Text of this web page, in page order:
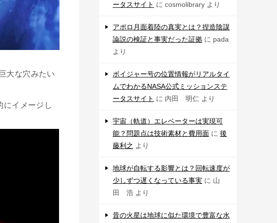
大な穴みたい
にイメージし
ータスサイト に cosmolibrary より
アポロ月面着陸の真実とは？捏造陰謀
論説の検証と事実だった証拠 に pada
より
ボイジャー号の位置情報がリアルタイ
ムでわかるNASA公式ミッションステ
ータスサイト に 内田 明仁 より
宇宙（軌道）エレベーターは実現可
能？問題点は技術素材と費用面 に 後
藤利之 より
地球が自転する影響とは？回転速度が
少しずつ遅くなっている事実 に 山
田 浩 より
昔の火星は地球に似た環境で豊富な水